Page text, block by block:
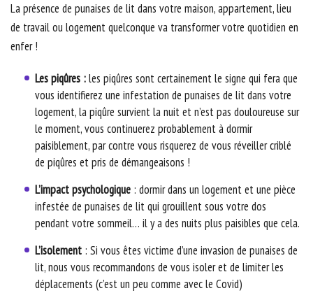
La présence de punaises de lit dans votre maison, appartement, lieu
de travail ou logement quelconque va transformer votre quotidien en
enfer !
Les piqûres :les piqûres sont certainement le signe qui fera que
vous identifierez une infestation de punaises de lit dans votre
logement, la piqûre survient la nuit et n’est pas douloureuse sur
le moment, vous continuerez probablement à dormir
paisiblement, par contre vous risquerez de vous réveiller criblé
de piqûres et pris de démangeaisons !
L’impact psychologique : dormir dans un logement et une pièce
infestée de punaises de lit qui grouillent sous votre dos
pendant votre sommeil… il y a des nuits plus paisibles que cela.
L’isolement : Si vous êtes victime d’une invasion de punaises de
lit, nous vous recommandons de vous isoler et de limiter les
déplacements (c’est un peu comme avec le Covid)